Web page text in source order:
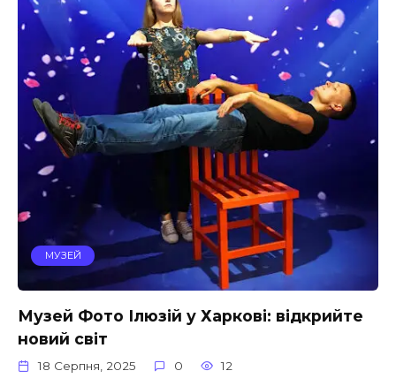
МУЗЕЙ
Музей Фото Ілюзій у Харкові: відкрийте
новий світ
18 Серпня, 2025 0 12